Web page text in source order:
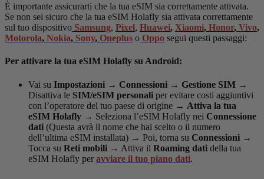
È importante assicurarti che la tua eSIM sia correttamente attivata.
Se non sei sicuro che la tua eSIM Holafly sia attivata correttamente
sul tuo dispositivo Samsung, Pixel, Huawei, Xiaomi, Honor, Vivo,
Motorola, Nokia, Sony, Oneplus o Oppo segui questi passaggi:
Per attivare la tua eSIM Holafly su Android:
Vai su Impostazioni → Connessioni → Gestione SIM →
Disattiva le SIM/eSIM personali per evitare costi aggiuntivi
con l’operatore del tuo paese di origine → Attiva la tua
eSIM Holafly → Seleziona l’eSIM Holafly nei Connessione
dati (Questa avrà il nome che hai scelto o il numero
dell’ultima eSIM installata) → Poi, torna su Connessioni →
Tocca su Reti mobili → Attiva il Roaming dati della tua
eSIM Holafly per avviare il tuo piano dati.